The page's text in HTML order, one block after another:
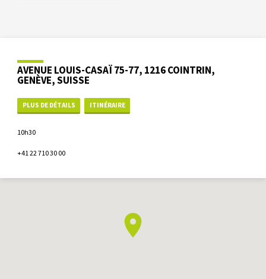
AVENUE LOUIS-CASAÏ 75-77, 1216 COINTRIN,
GENÈVE, SUISSE
PLUS DE DÉTAILS ITINÉRAIRE
10h30
+41 22 710 30 00